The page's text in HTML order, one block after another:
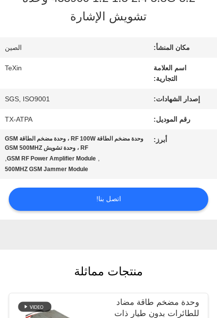
مراقبة
اتصل
أخبار
تشويش الإشارة
مكان المنشأ: الصين
اسم العلامة
التجارية:
TeXin
إصدار الشهادات: SGS, ISO9001
رقم الموديل: TX-ATPA
أبرز:
وحدة مضخم الطاقة RF 100W ، وحدة مضخم الطاقة GSM
RF ، وحدة تشويش GSM 500MHZ
,
GSM RF Power Amplifier Module
,
500MHZ GSM Jammer Module
اتصل بنا!
منتجات مماثلة
وحدة مضخم طاقة مضاد
للطائرات بدون طيار ذات